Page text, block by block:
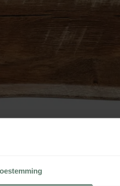
restaurants
beide zijdes van het dienblad